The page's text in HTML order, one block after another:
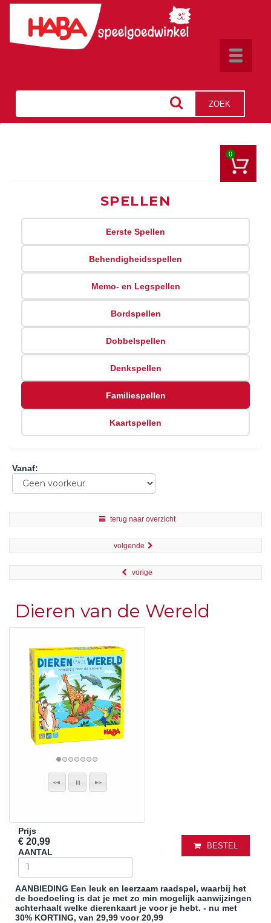
Toggle
ZOEK
0
SPELLEN
Eerste Spellen
Behendigheidsspellen
Memo- en Legspellen
Bordspellen
Dobbelspellen
Denkspellen
Familiespellen
Kaartspellen
Vanaf:
terug naar overzicht
volgende
vorige
Dieren van de Wereld
Prijs
€ 20,99
AANTAL
BESTEL
AANBIEDING Een leuk en leerzaam raadspel, waarbij het
de boedoeling is dat je met zo min mogelijk aanwijzingen
achterhaalt welke dierenkaart je voor je hebt. - nu met
30% KORTING, van 29,99 voor 20,99